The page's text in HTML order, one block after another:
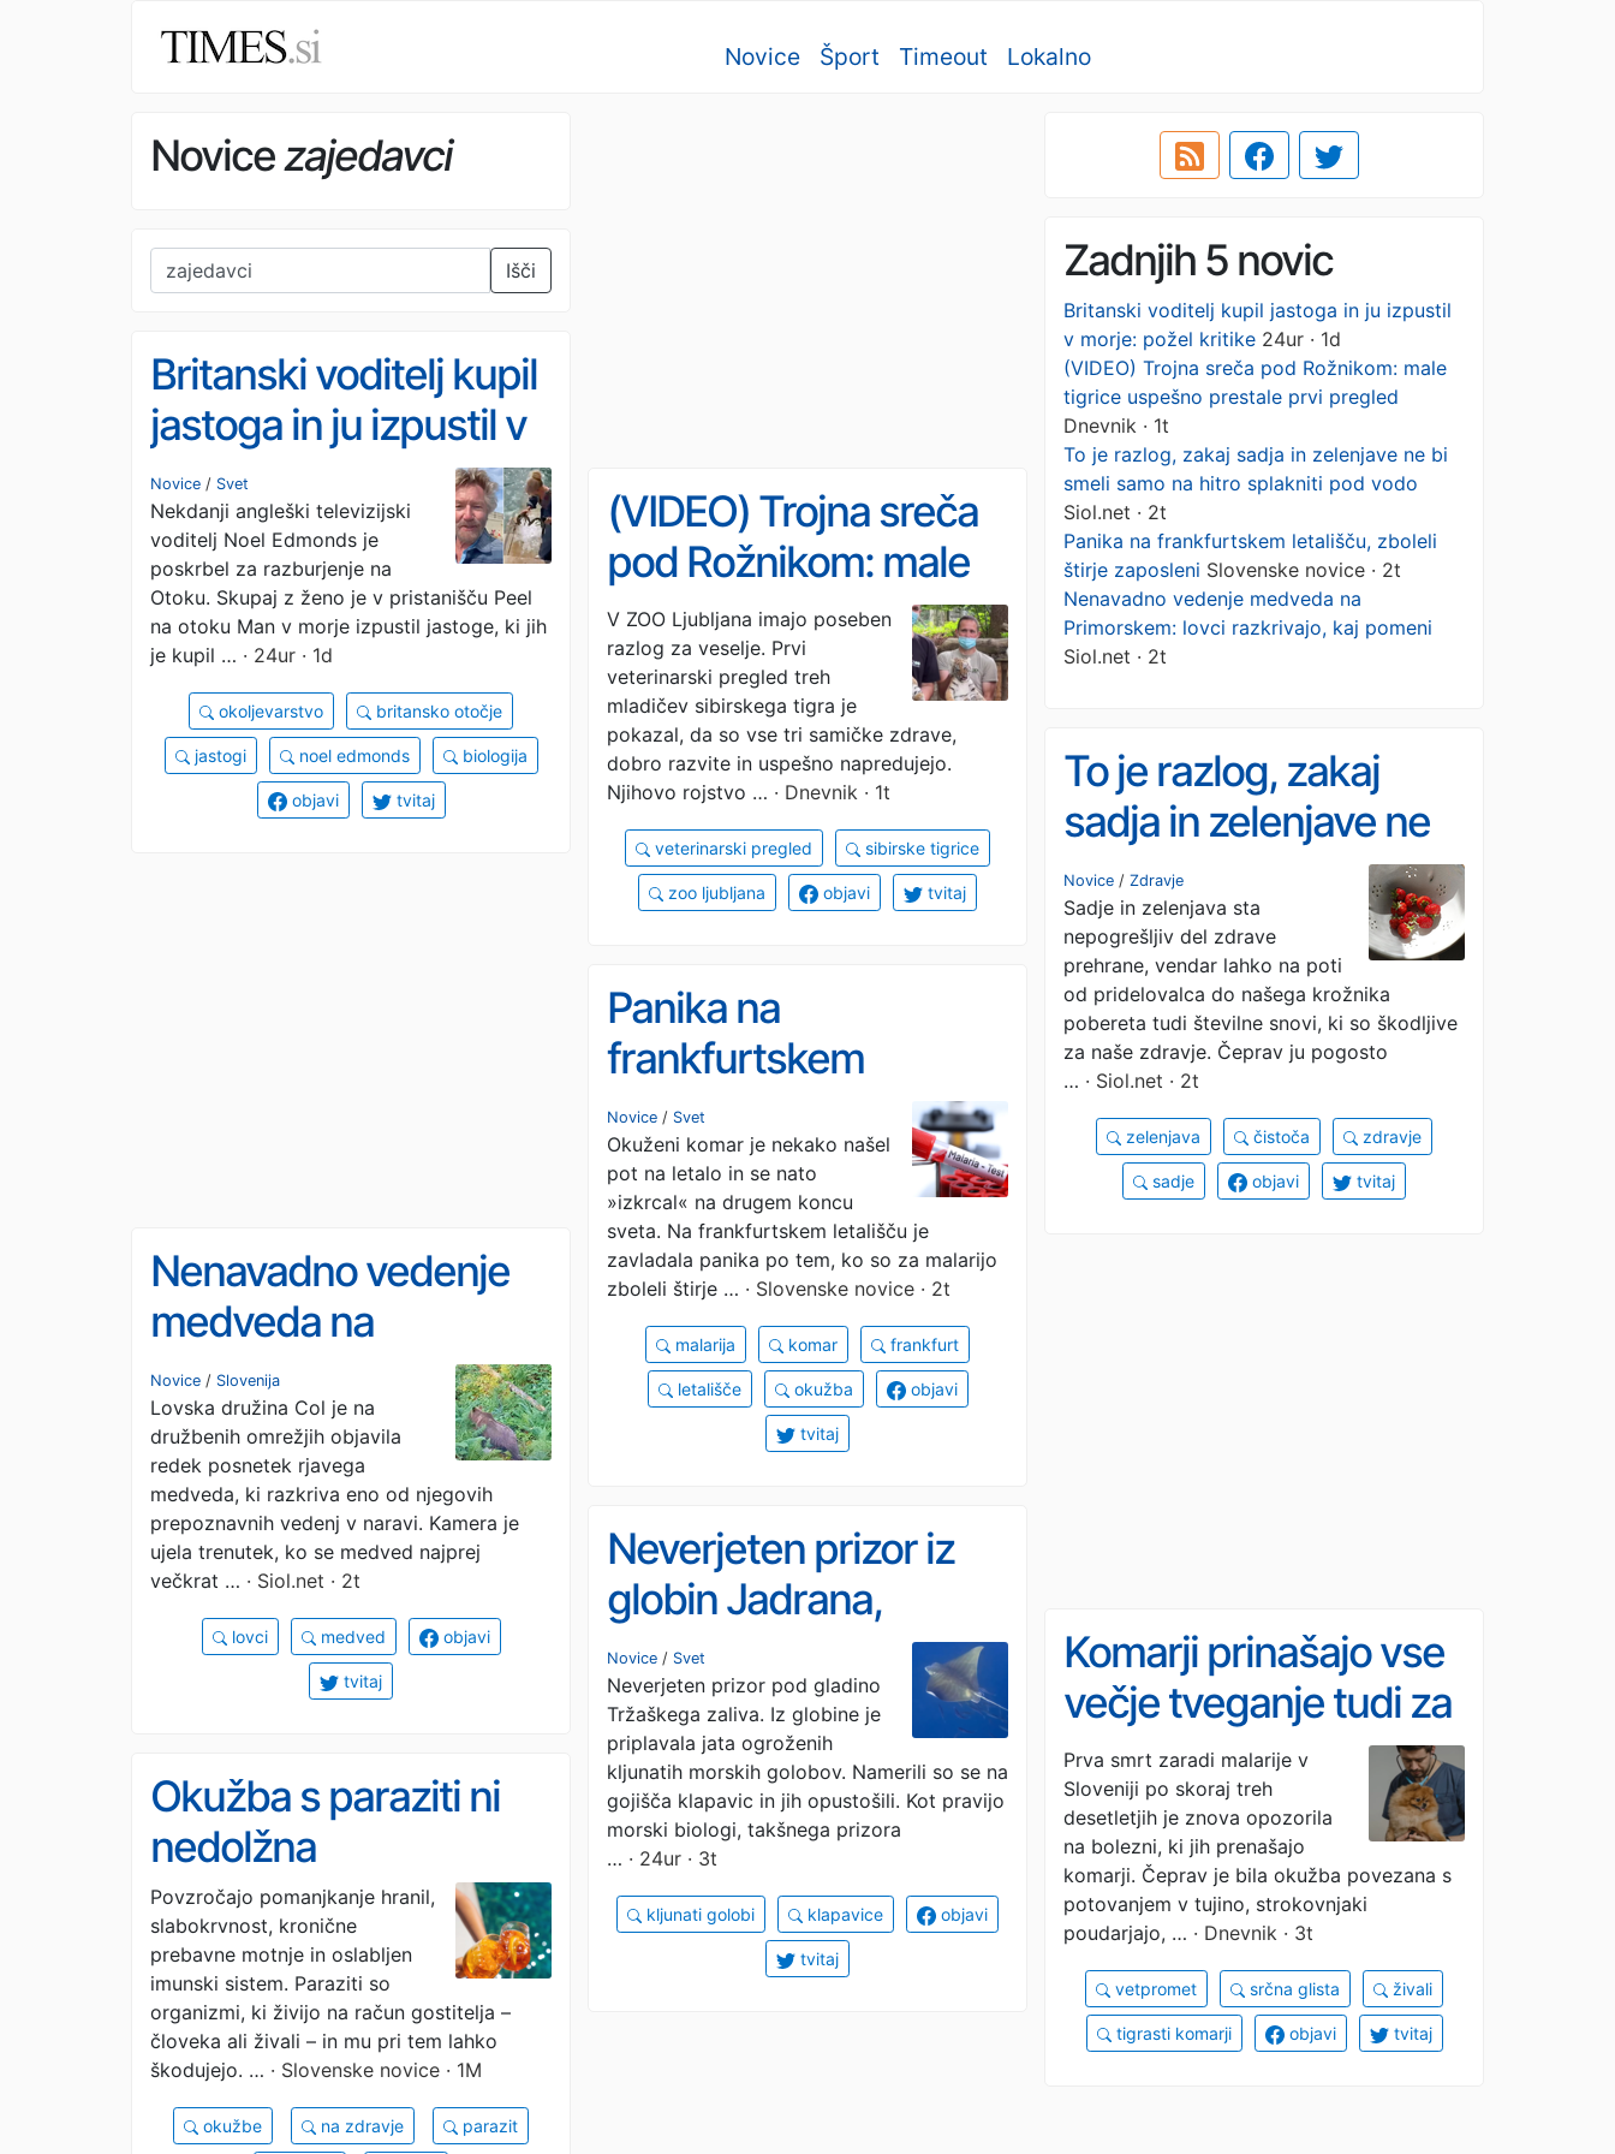
Novice Šport Timeout Lokalno
Novicezajedavci
Išči Zadnjih 5 novic
Britanski voditelj kupil jastoga in ju izpustil
v morje: požel kritike 24ur · 1d
(VIDEO) Trojna sreča pod Rožnikom: male
tigrice uspešno prestale prvi pregled
Dnevnik · 1t
To je razlog, zakaj sadja in zelenjave ne bi
smeli samo na hitro splakniti pod vodo
Siol.net · 2t
Panika na frankfurtskem letališču, zboleli
štirje zaposleni Slovenske novice · 2t
Nenavadno vedenje medveda na
Primorskem: lovci razkrivajo, kaj pomeni
Siol.net · 2t
Britanski voditelj kupil
jastoga in ju izpustil v
morje: požel kritike
Novice / Svet
Nekdanji angleški televizijski
voditelj Noel Edmonds je
poskrbel za razburjenje na
Otoku. Skupaj z ženo je v pristanišču Peel
na otoku Man v morje izpustil jastoge, ki jih
je kupil … · 24ur · 1d
okoljevarstvo britansko otočje
jastogi noel edmonds biologija
objavi tvitaj
(VIDEO) Trojna sreča
pod Rožnikom: male
tigrice uspešno
prestale prvi pregled
V ZOO Ljubljana imajo poseben
razlog za veselje. Prvi
veterinarski pregled treh
mladičev sibirskega tigra je
pokazal, da so vse tri samičke zdrave,
dobro razvite in uspešno napredujejo.
Njihovo rojstvo … · Dnevnik · 1t
veterinarski pregled sibirske tigrice
zoo ljubljana objavi tvitaj
To je razlog, zakaj
sadja in zelenjave ne
bi smeli samo na hitro
splakniti pod vodo
Novice / Zdravje
Sadje in zelenjava sta
nepogrešljiv del zdrave
prehrane, vendar lahko na poti
od pridelovalca do našega krožnika
pobereta tudi številne snovi, ki so škodljive
za naše zdravje. Čeprav ju pogosto
… · Siol.net · 2t
zelenjava čistoča zdravje
sadje objavi tvitaj
Panika na
frankfurtskem
letališču, zboleli štirje
zaposleni
Novice / Svet
Okuženi komar je nekako našel
pot na letalo in se nato
»izkrcal« na drugem koncu
sveta. Na frankfurtskem letališču je
zavladala panika po tem, ko so za malarijo
zboleli štirje … · Slovenske novice · 2t
malarija komar frankfurt
letališče okužba objavi
tvitaj
Nenavadno vedenje
medveda na
Primorskem: lovci
razkrivajo, kaj pomeni
Novice / Slovenija
Lovska družina Col je na
družbenih omrežjih objavila
redek posnetek rjavega
medveda, ki razkriva eno od njegovih
prepoznavnih vedenj v naravi. Kamera je
ujela trenutek, ko se medved najprej
večkrat … · Siol.net · 2t
lovci medved objavi
tvitaj
Neverjeten prizor iz
globin Jadrana,
morski golobi izropali
gojišče školjk
Novice / Svet
Neverjeten prizor pod gladino
Tržaškega zaliva. Iz globine je
priplavala jata ogroženih
kljunatih morskih golobov. Namerili so se na
gojišča klapavic in jih opustošili. Kot pravijo
morski biologi, takšnega prizora
… · 24ur · 3t
kljunati golobi klapavice objavi
tvitaj
Komarji prinašajo vse
večje tveganje tudi za
pse in mačke
Prva smrt zaradi malarije v
Sloveniji po skoraj treh
desetletjih je znova opozorila
na bolezni, ki jih prenašajo
komarji. Čeprav je bila okužba povezana s
potovanjem v tujino, strokovnjaki
poudarjajo, … · Dnevnik · 3t
vetpromet srčna glista živali
tigrasti komarji objavi tvitaj
Okužba s paraziti ni
nedolžna
Povzročajo pomanjkanje hranil,
slabokrvnost, kronične
prebavne motnje in oslabljen
imunski sistem. Paraziti so
organizmi, ki živijo na račun gostitelja –
človeka ali živali – in mu pri tem lahko
škodujejo. … · Slovenske novice · 1M
okužbe na zdravje parazit